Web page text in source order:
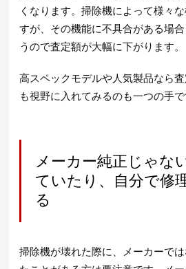
くなります。掃除機によって様々
すが、その機能に不具合がある場
うので査定額が大幅に下がります。
高スペックモデルや人気製品なら
も視野に入れてみるのも一つの手で
メーカー純正じゃな
ていたり、自分で修
る
掃除機が壊れた際に、メーカーで